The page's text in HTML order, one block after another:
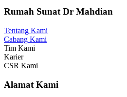
Rumah Sunat Dr Mahdian
Tentang Kami
Cabang Kami
Tim Kami
Karier
CSR Kami
Alamat Kami